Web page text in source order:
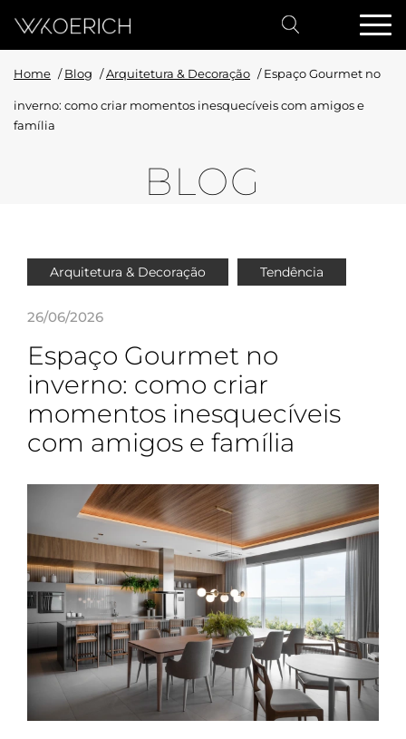
Home /Blog /Arquitetura & Decoração /Espaço Gourmet no
inverno: como criar momentos inesquecíveis com amigos e
família
BLOG
Arquitetura & Decoração Tendência
26/06/2026
Espaço Gourmet no
inverno: como criar
momentos inesquecíveis
com amigos e família